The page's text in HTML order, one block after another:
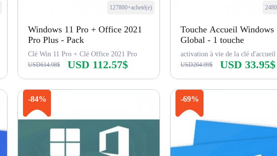
127800+acheté(e)
Windows 11 Pro + Office 2021
Pro Plus - Pack
Clé Win 11 Pro + Clé Office 2021 Pro
USD614.98$ USD 112.57$
Acheter maintenant
Touche Accueil Windows
Global - 1 touche
activation à vie de la clé
USD204.99$ USD 33.95$
Acheter maintenant
-84% -69%